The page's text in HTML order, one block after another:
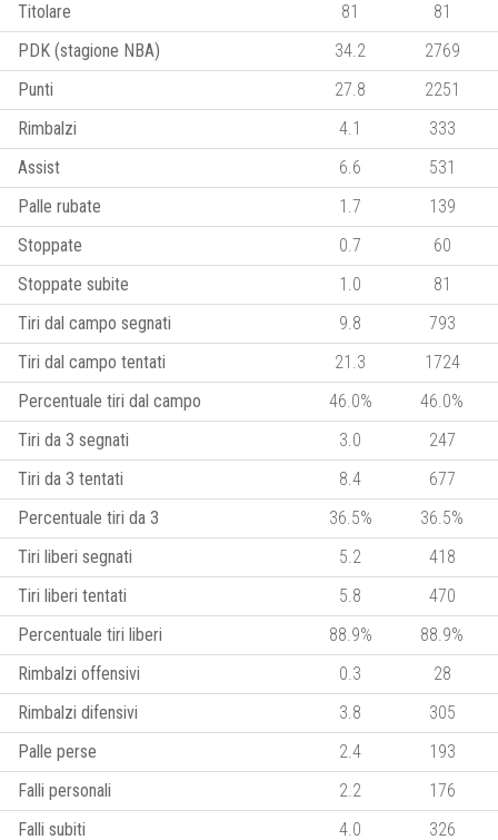
Titolare
81
81
PDK (stagione NBA)
34.2
2769
Punti
27.8
2251
Rimbalzi
4.1
333
Assist
6.6
531
Palle rubate
1.7
139
Stoppate
0.7
60
Stoppate subite
1.0
81
Tiri dal campo segnati
9.8
793
Tiri dal campo tentati
21.3
1724
Percentuale tiri dal campo
46.0%
46.0%
Tiri da 3 segnati
3.0
247
Tiri da 3 tentati
8.4
677
Percentuale tiri da 3
36.5%
36.5%
Tiri liberi segnati
5.2
418
Tiri liberi tentati
5.8
470
Percentuale tiri liberi
88.9%
88.9%
Rimbalzi offensivi
0.3
28
Rimbalzi difensivi
3.8
305
Palle perse
2.4
193
Falli personali
2.2
176
Falli subiti
4.0 326